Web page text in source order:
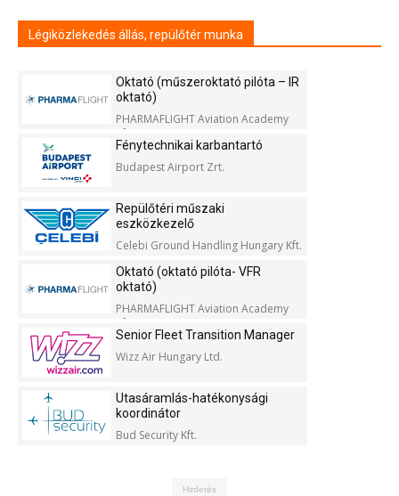
Légiközlekedés állás, repülőtér munka
Oktató (műszeroktató pilóta – IR
oktató)
PHARMAFLIGHT Aviation Academy
Kft.
Fénytechnikai karbantartó
Budapest Airport Zrt.
Repülőtéri műszaki
eszközkezelő
Celebi Ground Handling Hungary Kft.
Oktató (oktató pilóta- VFR
oktató)
PHARMAFLIGHT Aviation Academy
Kft.
Senior Fleet Transition Manager
Wizz Air Hungary Ltd.
Utasáramlás-hatékonysági
koordinátor
Bud Security Kft.
Hirdetés